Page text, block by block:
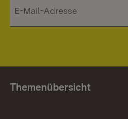
Themenübersicht